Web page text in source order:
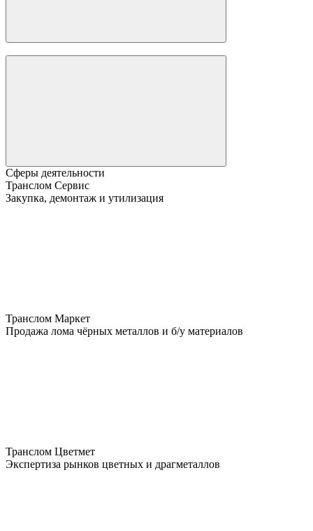
Сферы деятельности
Транслом Сервис
Закупка, демонтаж и утилизация
Транслом Маркет
Продажа лома чёрных металлов и б/у материалов
Транслом Цветмет
Экспертиза рынков цветных и драгметаллов